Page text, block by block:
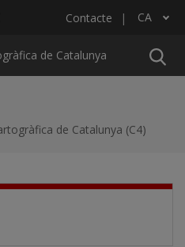
Contacte CA
Llista les accions addicionals
de Catalunya
de Catalunya (C4)